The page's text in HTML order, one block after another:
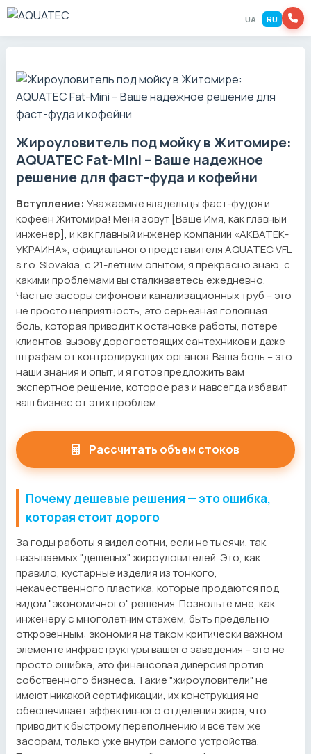
UA RU
Жироуловитель под мойку в Житомире:
AQUATEC Fat-Mini – Ваше надежное
решение для фаст-фуда и кофейни
Вступление: Уважаемые владельцы фаст-фудов и
кофеен Житомира! Меня зовут [Ваше Имя, как главный
инженер], и как главный инженер компании «АКВАТЕК-
УКРАИНА», официального представителя AQUATEC VFL
s.r.o. Slovakia, с 21-летним опытом, я прекрасно знаю, с
какими проблемами вы сталкиваетесь ежедневно.
Частые засоры сифонов и канализационных труб – это
не просто неприятность, это серьезная головная
боль, которая приводит к остановке работы, потере
клиентов, вызову дорогостоящих сантехников и даже
штрафам от контролирующих органов. Ваша боль – это
наши знания и опыт, и я готов предложить вам
экспертное решение, которое раз и навсегда избавит
ваш бизнес от этих проблем.
Рассчитать объем стоков
Почему дешевые решения — это ошибка,
которая стоит дорого
За годы работы я видел сотни, если не тысячи, так
называемых "дешевых" жироуловителей. Это, как
правило, кустарные изделия из тонкого,
некачественного пластика, которые продаются под
видом "экономичного" решения. Позвольте мне, как
инженеру с многолетним стажем, быть предельно
откровенным: экономия на таком критически важном
элементе инфраструктуры вашего заведения – это не
просто ошибка, это финансовая диверсия против
собственного бизнеса. Такие "жироуловители" не
имеют никакой сертификации, их конструкция не
обеспечивает эффективного отделения жира, что
приводит к быстрому переполнению и все тем же
засорам, только уже внутри самого устройства.